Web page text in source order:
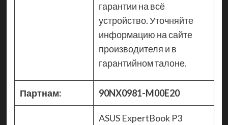
гарантии на всё
устройство. Уточняйте
информацию на сайте
производителя и в
гарантийном талоне.
Партнам: 90NX0981-M00E20
ASUS ExpertBook P3